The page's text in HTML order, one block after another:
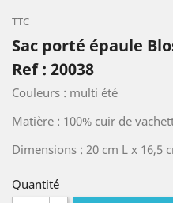
TTC
Sac porté épaule
Ref : 20038
Couleurs : multi été
Matière : 100% cuir de
Dimensions : 20 cm L x 16,5
Quantité